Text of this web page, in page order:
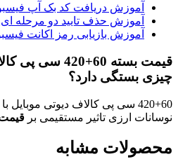
دریافت کد بک آپ فیسبوک
حذف تایید دو مرحله ای فیسبوک
بازیابی رمز اکانت فیسبوک
قیمت بسته 60+420 سی پی
دارد؟
سی پی کالاف دیوتی موبایل با ارز
ارزی تاثیر مستقیمی برقیمتاین
مشابه